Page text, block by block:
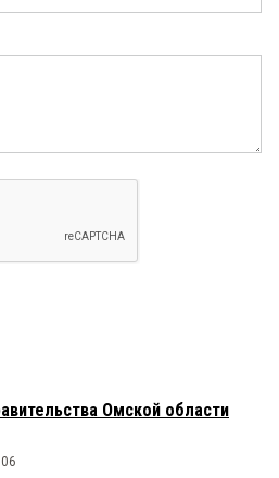
Омской области